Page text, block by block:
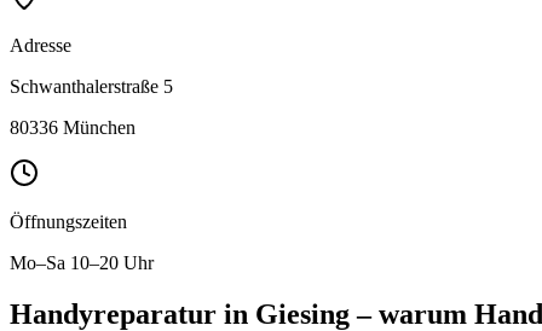
Adresse
Schwanthalerstraße 5
80336 München
Öffnungszeiten
Mo–Sa 10–20 Uhr
Handyreparatur in Giesing– warum